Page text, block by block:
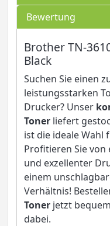
Bewertung
Brother TN-
Black
Suchen Sie einen
leistungsstarken
Drucker? Unser
Tonerliefert
ist die ideale Wahl
Profitieren Sie von
und exzellenter
einem
Verhältnis!
Tonerjetzt
dabei.